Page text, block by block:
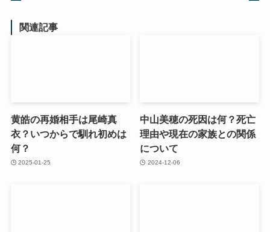
関連記事
黄皓の再婚相手は尾崎真
衣？いつからで馴れ初めは
何？
2025-01-25
中山美穂の死因は何？死亡
理由や現在の家族との関係
について
2024-12-06